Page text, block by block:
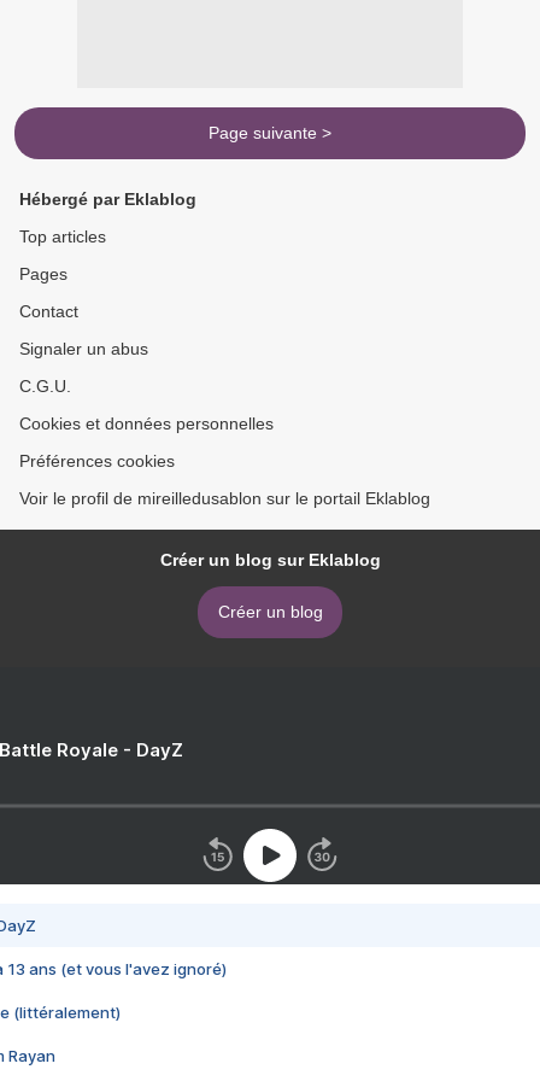
Page suivante >
Hébergé par Eklablog
Top articles
Pages
Contact
Signaler un abus
C.G.U.
Cookies et données personnelles
Préférences cookies
Voir le profil de mireilledusablon sur le portail Eklablog
Créer un blog sur Eklablog
Créer un blog
Royale - DayZ
13 ans (et vous l'avez ignoré)
(littéralement)
Rayan